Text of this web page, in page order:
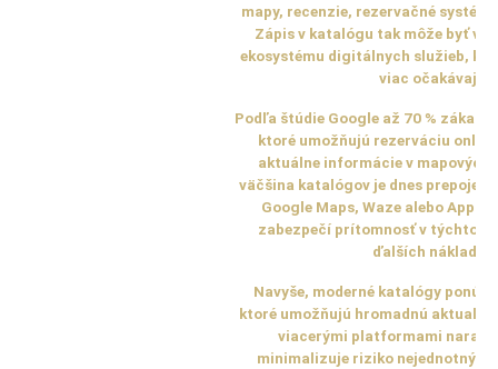
mapy, recenzie, rezervačné
Zápis v katalógu tak môže byť
ekosystému digitálnych služieb,
viac očakávajú.
Podľa štúdie Google až 70 %
ktoré umožňujú rezerváciu
aktuálne informácie v mapových
väčšina katalógov je dnes
Google Maps, Waze alebo Apple
zabezpečí prítomnosť v týchto
ďalších nákladov.
Navyše, moderné katalógy
ktoré umožňujú hromadnú
viacerými platformami naraz.
minimalizuje riziko